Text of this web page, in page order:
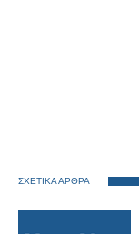
ΣΧΕΤΙΚΑ ΑΡΘΡΑ